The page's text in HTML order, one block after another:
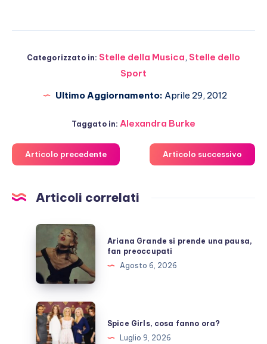
Categorizzato in: Stelle della Musica, Stelle dello
Sport
Ultimo Aggiornamento: Aprile 29, 2012
Taggato in: Alexandra Burke
Articolo precedente Articolo successivo
Articoli correlati
Ariana
Grande
si
prende
una
pausa,
fan
preoccupati
Ariana Grande si prende una pausa,
fan preoccupati
Agosto 6, 2026
Spice
Girls,
cosa
Spice Girls, cosa fanno ora?
Luglio 9, 2026